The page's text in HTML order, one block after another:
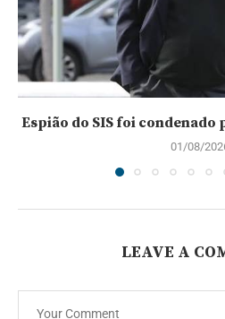
Espião do SIS foi
01/08/
LEAVE A